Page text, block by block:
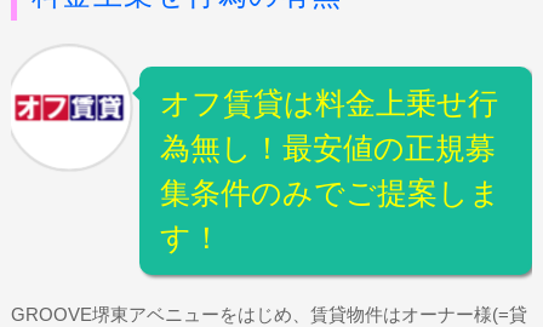
オフ賃貸は料金上乗せ行
為無し！最安値の正規募
集条件のみでご提案しま
す！
GROOVE堺東アベニューをはじめ、賃貸物件はオーナー様(=貸